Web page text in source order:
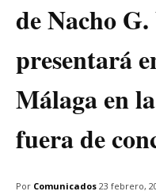
de Nacho
presentará
Málaga en
fuera de
Por Comunicados 23 febrero,